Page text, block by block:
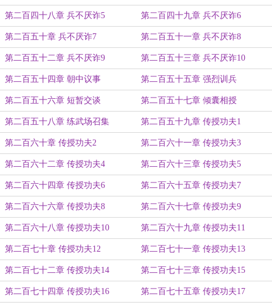
第二百四十八章 兵不厌诈5 第二百四十九章 兵不厌诈6
第二百五十章 兵不厌诈7 第二百五十一章 兵不厌诈8
第二百五十二章 兵不厌诈9 第二百五十三章 兵不厌诈10
第二百五十四章 朝中议事 第二百五十五章 强烈训兵
第二百五十六章 短暂交谈 第二百五十七章 倾囊相授
第二百五十八章 练武场召集 第二百五十九章 传授功夫1
第二百六十章 传授功夫2 第二百六十一章 传授功夫3
第二百六十二章 传授功夫4 第二百六十三章 传授功夫5
第二百六十四章 传授功夫6 第二百六十五章 传授功夫7
第二百六十六章 传授功夫8 第二百六十七章 传授功夫9
第二百六十八章 传授功夫10 第二百六十九章 传授功夫11
第二百七十章 传授功夫12 第二百七十一章 传授功夫13
第二百七十二章 传授功夫14 第二百七十三章 传授功夫15
第二百七十四章 传授功夫16 第二百七十五章 传授功夫17